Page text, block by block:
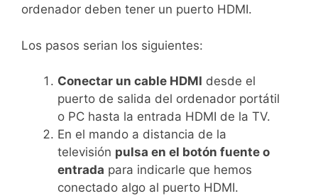
ordenador deben tener un puerto HDMI.
Los pasos serian los siguientes:
Conectar un cable HDMI desde el
puerto de salida del ordenador portátil
o PC hasta la entrada HDMI de la TV.
En el mando a distancia de la
televisión pulsa en el botón fuente o
entrada para indicarle que hemos
conectado algo al puerto HDMI.